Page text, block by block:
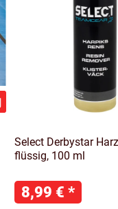
Select Derbystar
flüssig, 100 ml
8,99 € *